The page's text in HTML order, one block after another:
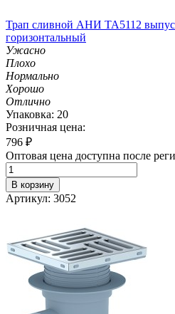
Трап сливной АНИ TA5112
горизонтальный
Ужасно
Плохо
Нормально
Хорошо
Отлично
Упаковка: 20
Розничная цена:
796 ₽
Оптовая цена доступна после
В корзину
Артикул: 3052